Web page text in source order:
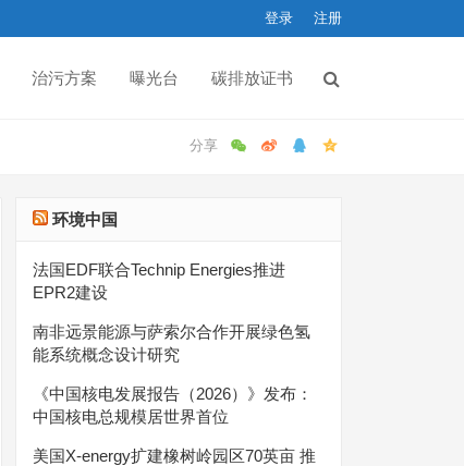
登录 注册
治污方案 曝光台 碳排放证书
环境中国
法国EDF联合Technip Energies推进
EPR2建设
南非远景能源与萨索尔合作开展绿色氢
能系统概念设计研究
《中国核电发展报告（2026）》发布：
中国核电总规模居世界首位
美国X-energy扩建橡树岭园区70英亩 推